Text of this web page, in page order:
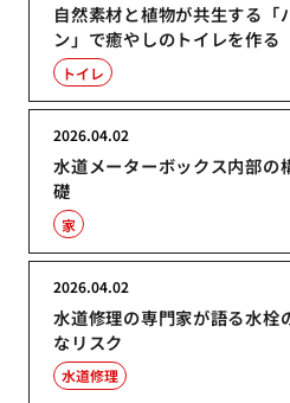
自然素材と植物が共生する「
ン」で癒やしのトイレを作る
トイレ
水道メーターボックス内部の
礎
2026.04.02
家
水道修理の専門家が語る水栓
なリスク
2026.04.02
水道修理